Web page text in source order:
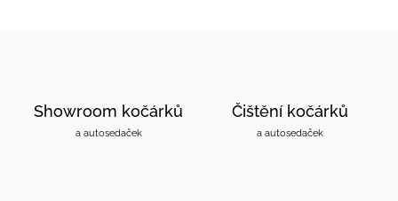
Showroom kočárků
a autosedaček
Čištění kočárků
a autosedaček